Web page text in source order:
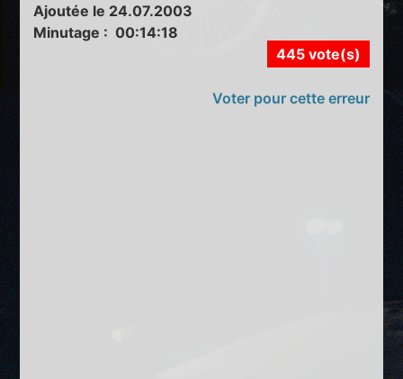
Ajoutée le 24.07.2003
Minutage : 00:14:18
445 vote(s)
Voter pour cette erreur